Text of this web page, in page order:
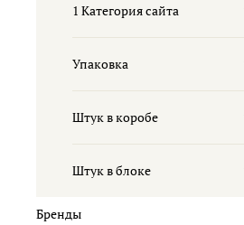
1 Категория сайта
Упаковка
Штук в коробе
Штук в блоке
Бренды